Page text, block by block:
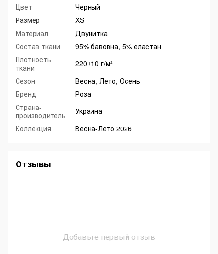
Цвет
Черный
Размер
XS
Материал
Двунитка
Состав ткани
95% бавовна, 5% еластан
Плотность
ткани
220±10 г/м²
Сезон
Весна, Лето, Осень
Бренд
Роза
Страна-
производитель
Украина
Коллекция
Весна-Лето 2026
Отзывы
Добавьте первый отзыв